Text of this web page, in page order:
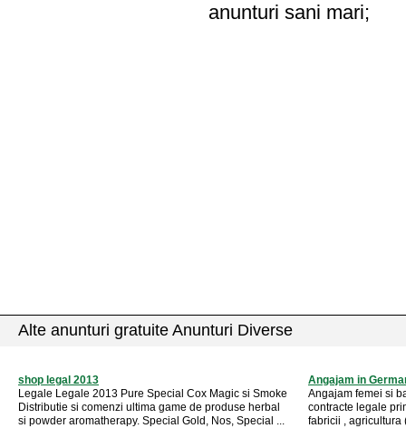
anunturi sani mari;
Alte anunturi gratuite Anunturi Diverse
shop legal 2013
Legale Legale 2013 Pure Special Cox Magic si Smoke
Distributie si comenzi ultima game de produse herbal
si powder aromatherapy. Special Gold, Nos, Special ...
Angajam in
Angajam femei si
contracte legale
fabricii , agricultura